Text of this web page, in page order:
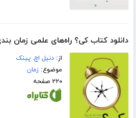
دانلود کتاب کی؟ راه‌های علمی زمان
از:دنیل اچ. پینک
موضوع:زمان
۲۲۰ صفحه